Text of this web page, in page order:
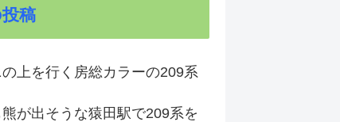
稿
上を行く房総カラーの209系
が出そうな猿田駅で209系を